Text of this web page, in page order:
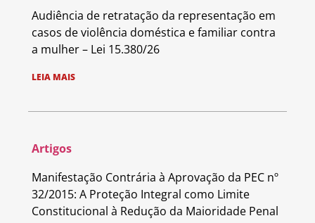
Audiência de retratação da representação em
casos de violência doméstica e familiar contra
a mulher – Lei 15.380/26
LEIA MAIS
Artigos
Manifestação Contrária à Aprovação da PEC nº
32/2015: A Proteção Integral como Limite
Constitucional à Redução da Maioridade Penal